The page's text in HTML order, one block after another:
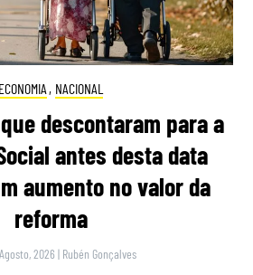
ECONOMIA , NACIONAL
descontaram para a
antes desta data
aumento no valor da
reforma
2026 | Rubén Gonçalves